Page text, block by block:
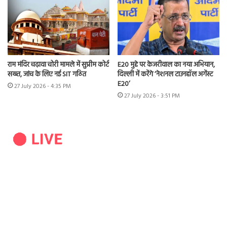
राम मंदिर चढ़ावा चोरी मामले में सुप्रीम कोर्ट
सख्त, जांच के लिए नई SIT गठित
27 July 2026 - 4:35 PM
E20 मुद्दे पर केजरीवाल का नया अभियान,
दिल्ली में करेंगे ‘नेशनल टाउनहॉल अगेंस्ट
E20’
27 July 2026 - 3:51 PM